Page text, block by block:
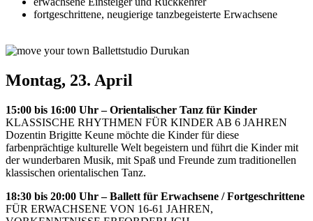
fortgeschrittene, neugierige tanzbegeisterte Erwachsene
Montag, 23. April
15:00 bis 16:00 Uhr – Orientalischer Tanz für Kinder
KLASSISCHE RHYTHMEN FÜR KINDER AB 6 JAHREN
Dozentin Brigitte Keune möchte die Kinder für diese
farbenprächtige kulturelle Welt begeistern und führt die Kinder mit
der wunderbaren Musik, mit Spaß und Freunde zum traditionellen
klassischen orientalischen Tanz.
18:30 bis 20:00 Uhr – Ballett für Erwachsene / Fortgeschrittene
FÜR ERWACHSENE VON 16-61 JAHREN,